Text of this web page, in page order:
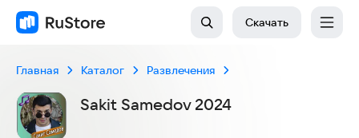
Скачать
Главная Каталог Развлечения
Sakit Samedov 2024